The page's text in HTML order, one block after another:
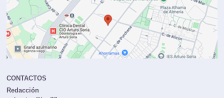
CONTACTOS
Redacción